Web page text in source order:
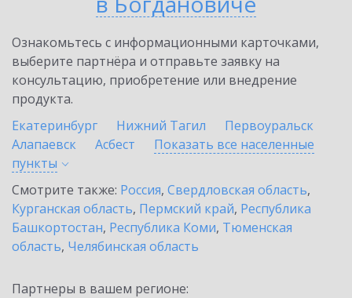
Ознакомьтесь с информационными карточками,
выберите партнёра и отправьте заявку на
консультацию, приобретение или внедрение
продукта.
Екатеринбург
Нижний Тагил
Первоуральск
Алапаевск
Асбест
Показать все населенные
пункты
Смотрите также: Россия, Свердловская область,
Курганская область, Пермский край, Республика
Башкортостан, Республика Коми, Тюменская
область, Челябинская область
Партнеры в вашем регионе: